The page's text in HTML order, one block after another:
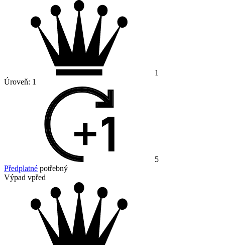
1
Úroveň: 1
5
Předplatné potřebný
Výpad vpřed